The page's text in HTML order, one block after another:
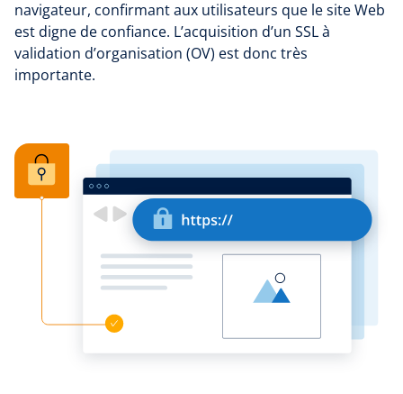
navigateur, confirmant aux utilisateurs que le site Web
est digne de confiance. L’acquisition d’un SSL à
validation d’organisation (OV) est donc très
importante.